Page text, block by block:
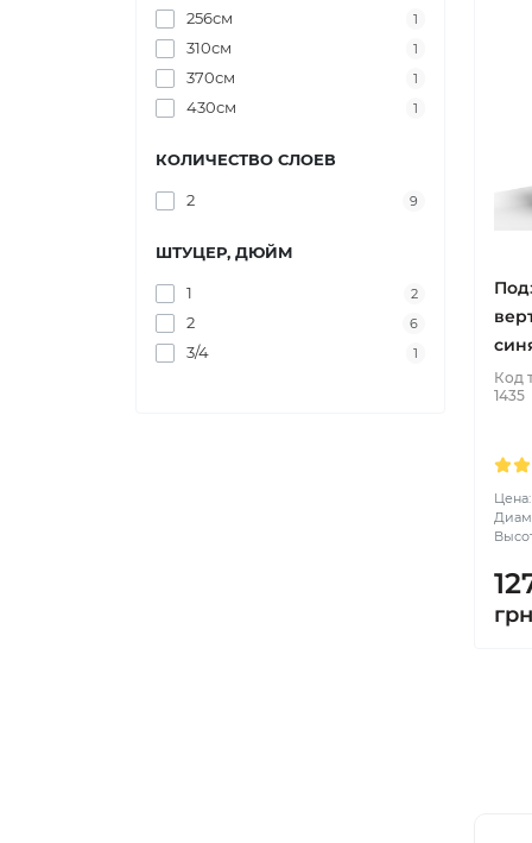
256см 1
310см 1
370см 1
430см 1
КОЛИЧЕСТВО СЛОЕВ
2 9
ШТУЦЕР, ДЮЙМ
1 2
2 6
3/4 1
Код
1435
грн